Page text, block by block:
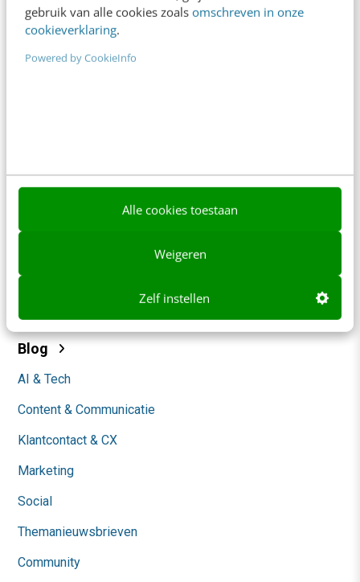
gebruik van alle cookies zoals omschreven in onze
cookieverklaring.
Powered by CookieInfo
Alle cookies toestaan
Weigeren
Zelf instellen
Tarieven
Meer contactopties
Nieuwsbrieven
Werken bij
Blog
AI & Tech
Content & Communicatie
Klantcontact & CX
Marketing
Social
Themanieuwsbrieven
Community